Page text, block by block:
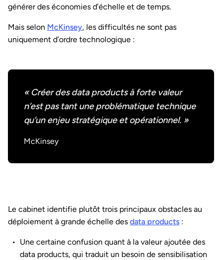
générer des économies d’échelle et de temps.
Mais selon McKinsey, les difficultés ne sont pas
uniquement d’ordre technologique :
« Créer des data products à forte valeur
n’est pas tant une problématique technique
qu’un enjeu stratégique et opérationnel. »
McKinsey
Le cabinet identifie plutôt trois principaux obstacles au
déploiement à grande échelle des data products :
Une certaine confusion quant à la valeur ajoutée des
data products, qui traduit un besoin de sensibilisation